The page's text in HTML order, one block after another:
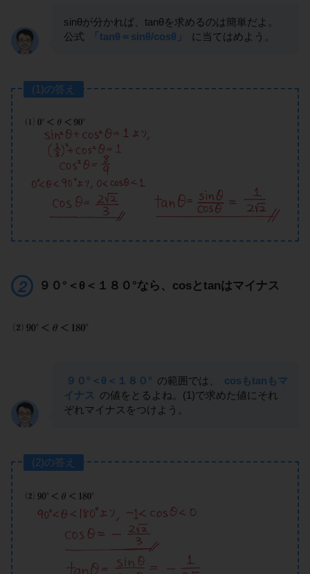
sinθが分かれば、tanθを求めるのは簡単だよ。
公式
「tanθ＝sinθ/cosθ」 に当てはめよう。
(1)の答え
９０°＜θ＜１８０°なら、cosとtanはマイナス
９０°＜θ＜１８０° の範囲では、
cosもtanもマ
イナス の値をとるよね。(1)で求めた値にそれ
ぞれマイナスをつけよう。
(2)の答え